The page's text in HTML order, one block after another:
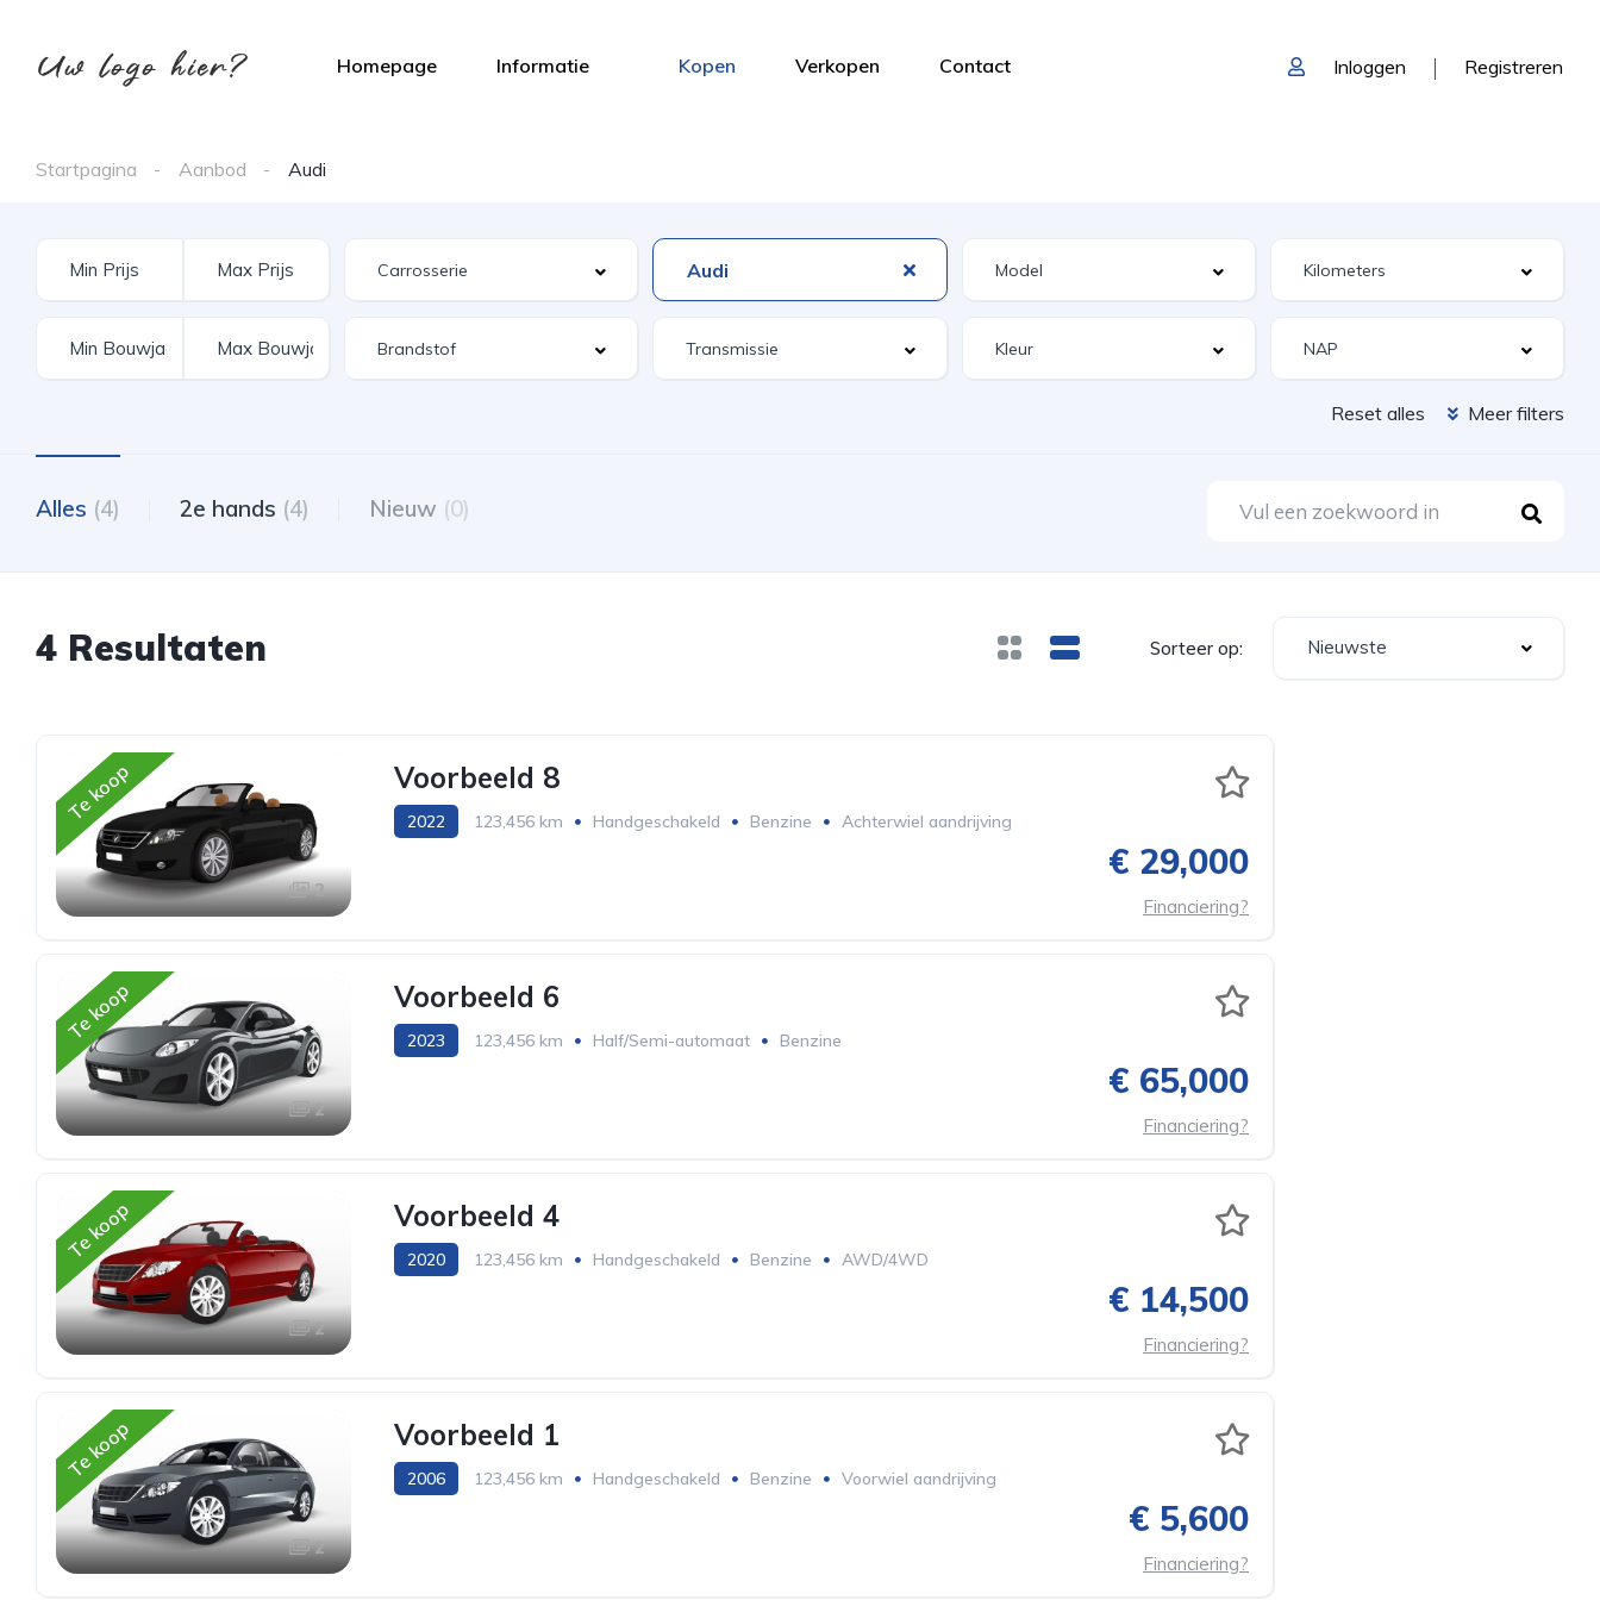
Homepage Informatie Kopen Verkopen Contact Inloggen Registreren
Startpagina Aanbod Audi
Audi
Reset alles Meer filters
Alles (4) 2e hands (4) Nieuw (0)
4 Resultaten Sorteer op: Nieuwste
Te koop
2
Voorbeeld 8
2022 123,456 km Handgeschakeld Benzine
Achterwiel aandrijving
€ 29,000
Financiering?
Te koop
2
Voorbeeld 6
2023 123,456 km Half/Semi-automaat
Benzine
€ 65,000
Financiering?
Te koop
2
Voorbeeld 4
2020 123,456 km Handgeschakeld Benzine
AWD/4WD
€ 14,500
Financiering?
Te koop
2
Voorbeeld 1
2006 123,456 km Handgeschakeld Benzine
Voorwiel aandrijving
€ 5,600
Financiering?